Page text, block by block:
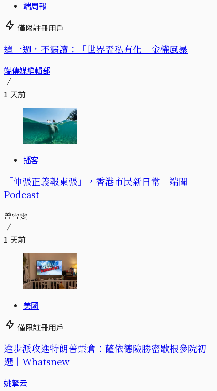
端周報
僅限註冊用戶
這一週，不漏讀：「世界盃私有化」金權風暴
端傳媒編輯部
1 天前
播客
「伸張正義報東張」，香港市民新日常｜端聞
Podcast
曾雪雯
1 天前
美國
僅限註冊用戶
進步派攻進特朗普票倉：薩依德險勝密歇根參院初
選｜Whatsnew
姚拏云